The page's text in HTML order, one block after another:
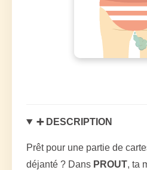
➕ DESCRIPTION
Prêt pour une partie de
déjanté ? Dans PROUT, ta